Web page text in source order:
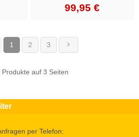
99,95 €
1 (current)
2 3
Produkte auf 3 Seiten
per Telefon: